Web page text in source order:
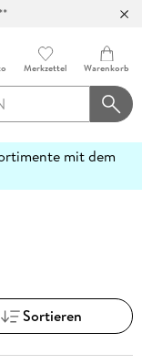
Merkzettel Warenkorb
mit dem
Sortieren